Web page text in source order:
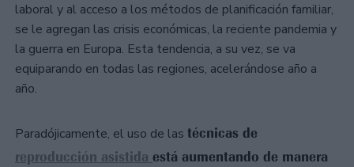
laboral y al acceso a los métodos de planificación familiar,
se le agregan las crisis económicas, la reciente pandemia y
la guerra en Europa. Esta tendencia, a su vez, se va
equiparando en todas las regiones, acelerándose año a
año.
Paradójicamente, el uso de las técnicas de
reproducción asistida está aumentando de manera